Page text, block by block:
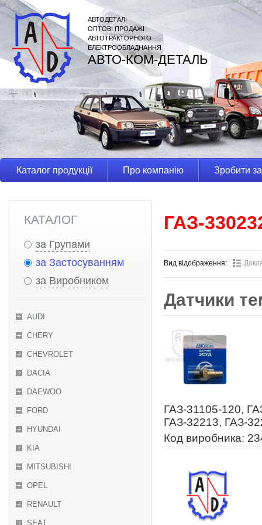
АВТОДЕТАЛІ
ОПТОВІ ПРОДАЖІ
АВТОТРАКТОРНОГО
ЕЛЕКТРООБЛАДНАННЯ
АВТО-КОМ-ДЕТАЛЬ
Каталог продукції Про компанію Зробити
КАТАЛОГ
за Групами
за Застосуванням
за Виробником
AUDI
CHERY
CHEVROLET
DACIA
DAEWOO
FORD
HYUNDAI
KIA
MITSUBISHI
OPEL
RENAULT
SEAT
ГАЗ-
Вид відображення:
Датчики
ГАЗ-31105-120,
ГАЗ-32213, ГАЗ-
Код виробника: